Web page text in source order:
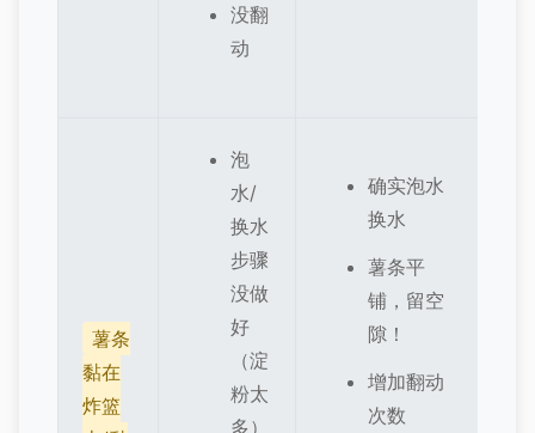
没翻
动
薯条
黏在
炸篮
泡
水/
换水
步骤
没做
好
（淀
粉太
多）
确实泡水
换水
薯条平
铺，留空
隙！
增加翻动
次数